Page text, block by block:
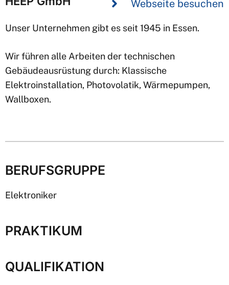
Webseite besuchen
Unser Unternehmen gibt es seit 1945 in Essen.
Wir führen alle Arbeiten der technischen
Gebäudeausrüstung durch: Klassische
Elektroinstallation, Photovolatik, Wärmepumpen,
Wallboxen.
BERUFSGRUPPE
Elektroniker
PRAKTIKUM
QUALIFIKATION